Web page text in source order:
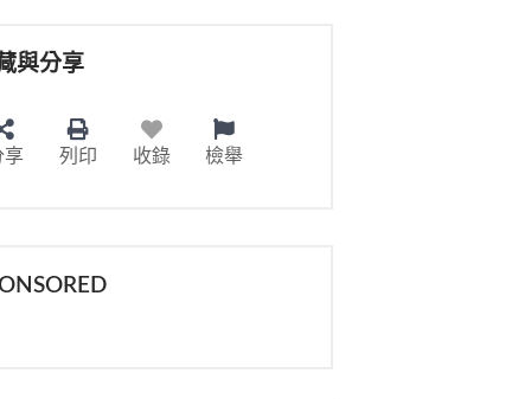
與分享
享 列印 收錄 檢舉